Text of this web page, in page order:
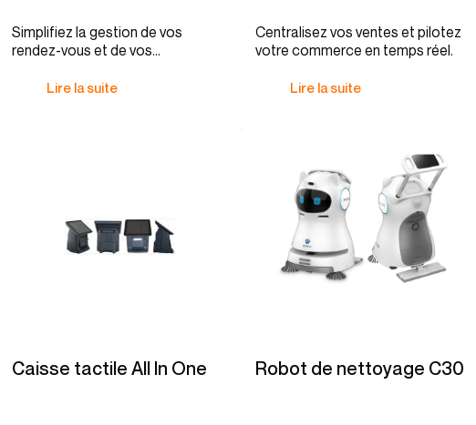
Simplifiez la gestion de vos
rendez-vous et de vos
Lire la suite
Centralisez vos ventes et pilotez
votre commerce en temps réel.
Lire la suite
Caisse tactile All In One Robot de nettoyage C30